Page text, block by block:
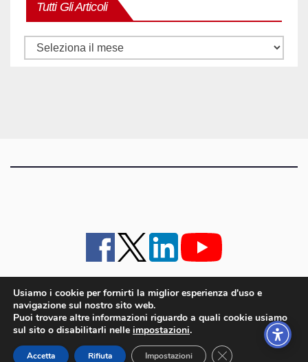
Tutti Gli Articoli
Tutti
iMagazine · contatti e staff · lavora con noi
Cookie policy UE
iMagazine è un marchio di proprietà di Goliardica Editrice redazione in via Aquileia 64a,
Bagnaria Arsa (UD) - P.iva 00559050315
Usiamo i cookie per fornirti la miglior esperienza d'uso e
navigazione sul nostro sito web.
Puoi trovare altre informazioni riguardo a quali cookie usiamo
sul sito o disabilitarli nelle impostazioni.
Accetta Rifiuta Impostazioni Close GDPR